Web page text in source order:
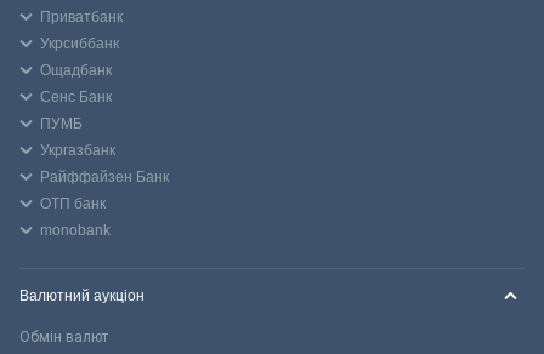
Приватбанк
Укрсиббанк
Ощадбанк
Сенс Банк
ПУМБ
Укргазбанк
Райффайзен Банк
ОТП банк
monobank
Валютний аукціон
Обмін валют